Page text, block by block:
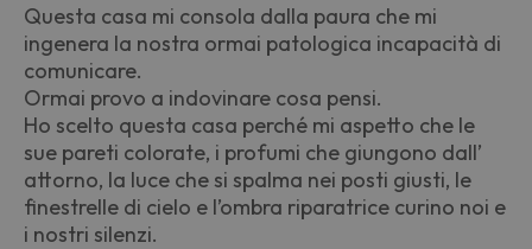
Questa casa mi consola dalla paura che mi
ingenera la nostra ormai patologica incapacità di
comunicare.
Ormai provo a indovinare cosa pensi.
Ho scelto questa casa perché mi aspetto che le
sue pareti colorate, i profumi che giungono dall’
attorno, la luce che si spalma nei posti giusti, le
finestrelle di cielo e l’ombra riparatrice curino noi e
i nostri silenzi.